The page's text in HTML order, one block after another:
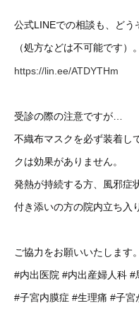
公式LINEでの相談も、ど
（処方などは不可能です）。
https://lin.ee/ATDYTHm
受診の際の注意ですが…
不織布マスクを必ず装着し
クは効果がありません。
発熱が持続する方、風邪症
付き添いの方の院内立ち入
ご協力をお願いいたします。
#内出医院 #内出産婦人科 #
#子宮内膜症 #生理痛 #子宮